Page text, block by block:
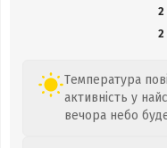
2
2
Температура
активність у
вечора небо